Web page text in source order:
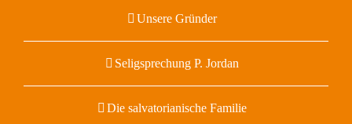
Unsere Gründer
Seligsprechung P. Jordan
Die salvatorianische Familie